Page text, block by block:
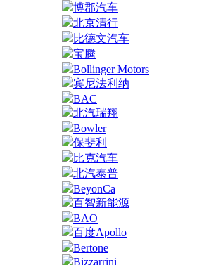
博郡汽车
北京清行
比德文汽车
宝腾
Bollinger Motors
宾尼法利纳
BAC
北汽瑞翔
Bowler
保斐利
比克汽车
北汽泰普
BeyonCa
百智新能源
BAO
百度Apollo
Bertone
Bizzarrini